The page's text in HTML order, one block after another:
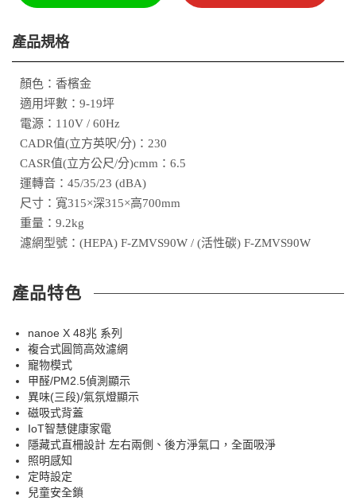
產品規格
顏色：香檳金
適用坪數：9-19坪
電源：110V / 60Hz
CADR值(立方英呎/分)：230
CASR值(立方公尺/分)cmm：6.5
運轉音：45/35/23 (dBA)
尺寸：寬315×深315×高700mm
重量：9.2kg
濾網型號：(HEPA) F-ZMVS90W / (活性碳) F-ZMVS90W
產品特色
nanoe X 48兆 系列
複合式圓筒高效濾網
寵物模式
甲醛/PM2.5偵測顯示
異味(三段)/氣氛燈顯示
磁吸式背蓋
IoT智慧健康家電
隱藏式直柵設計 左右兩側、後方淨氣口，全面吸淨
照明感知
定時設定
兒童安全鎖